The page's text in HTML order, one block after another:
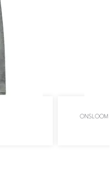
ONSLOOM